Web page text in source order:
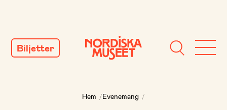
INNEHÅLL
Biljetter
Hem /Evenemang /